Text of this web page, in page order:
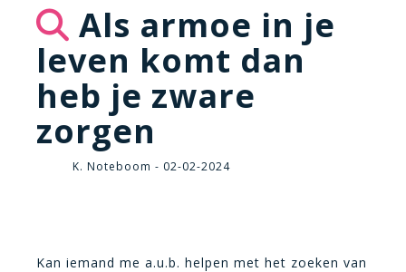
Als armoe in je
leven komt dan
heb je zware
zorgen
K. Noteboom - 02-02-2024
Kan iemand me a.u.b. helpen met het zoeken van